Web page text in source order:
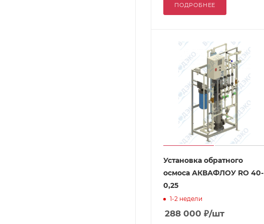
ПОДРОБНЕЕ
Установка обратного
осмоса АКВАФЛОУ RO 40-
0,25
1-2 недели
288 000 ₽/шт